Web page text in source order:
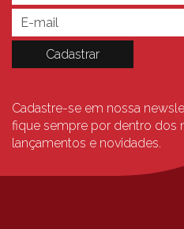
Cadastre-se em nossa
fique sempre por dentro dos
lançamentos e novidades.